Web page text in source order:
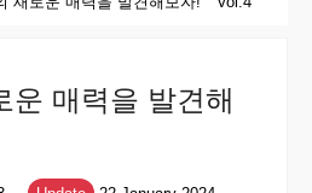
운 매력을 발견해